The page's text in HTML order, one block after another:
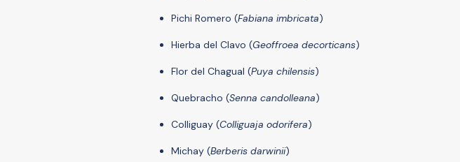
Pichi Romero (Fabiana imbricata)
Hierba del Clavo (Geoffroea decorticans)
Flor del Chagual (Puya chilensis)
Quebracho (Senna candolleana)
Colliguay (Colliguaja odorifera)
Michay (Berberis darwinii)